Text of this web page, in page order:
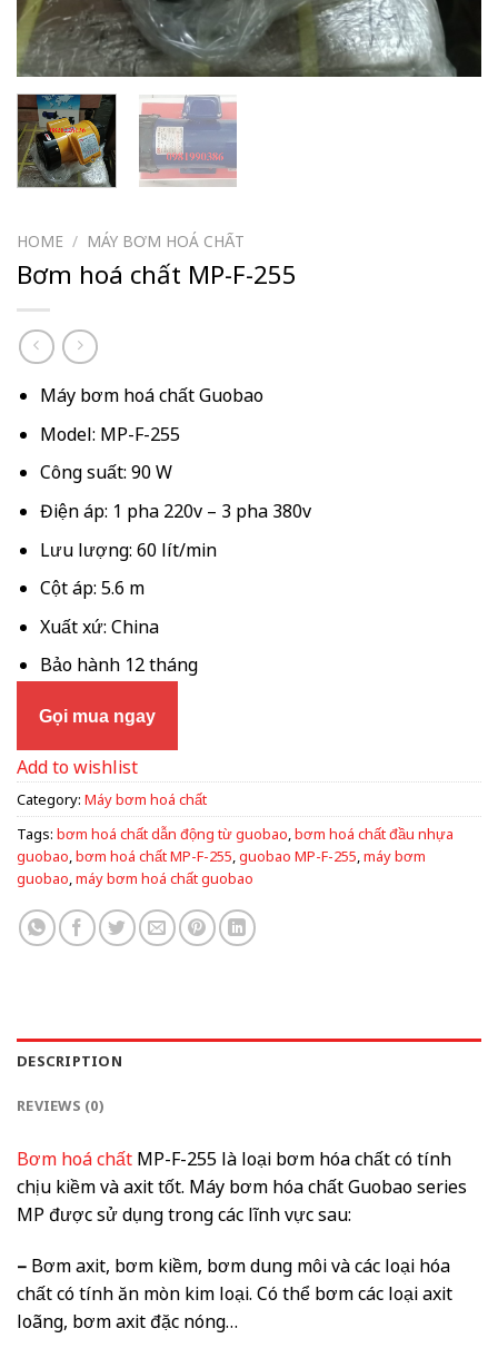
HOME / MÁY BƠM HOÁ CHẤT
Bơm hoá chất MP-F-255
Máy bơm hoá chất Guobao
Model: MP-F-255
Công suất: 90 W
Điện áp: 1 pha 220v – 3 pha 380v
Lưu lượng: 60 lít/min
Cột áp: 5.6 m
Xuất xứ: China
Bảo hành 12 tháng
Gọi mua ngay
Add to wishlist
Category: Máy bơm hoá chất
Tags: bơm hoá chất dẫn động từ guobao,bơm hoá chất đầu nhựa
guobao,bơm hoá chất MP-F-255,guobao MP-F-255,máy bơm
guobao,máy bơm hoá chất guobao
DESCRIPTION
REVIEWS (0)
Bơm hoá chất MP-F-255 là loại bơm hóa chất có tính
chịu kiềm và axit tốt. Máy bơm hóa chất Guobao series
MP được sử dụng trong các lĩnh vực sau:
– Bơm axit, bơm kiềm, bơm dung môi và các loại hóa
chất có tính ăn mòn kim loại. Có thể bơm các loại axit
loãng, bơm axit đặc nóng…